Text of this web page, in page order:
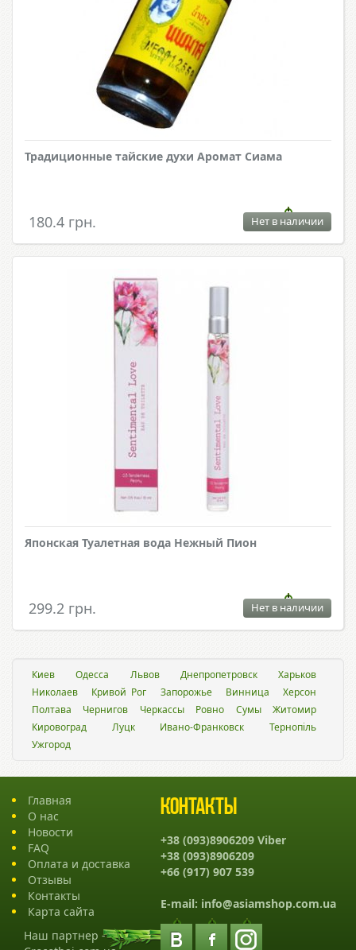
Традиционные тайские духи Аромат Сиама
180.4 грн. Нет в наличии
Японская Туалетная вода Нежный Пион
299.2 грн. Нет в наличии
Киев Одесса Львов Днепропетровск
Харьков
Николаев
Кривой Рог Запорожье Винница
Херсон
Полтава
Чернигов Черкассы Ровно Сумы
Житомир
Кировоград
Луцк Ивано-Франковск
Тернопіль
Ужгород
Главная
О нас
Новости
FAQ
Оплата и доставка
Отзывы
Контакты
Карта сайта
Наш партнер -
Контакты
+38 (093)8906209 Viber
+38 (093)8906209
+66 (917) 907 539
E-mail: info@asiamshop.com.ua